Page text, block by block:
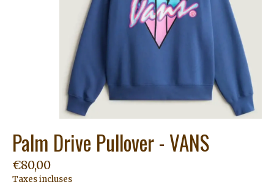
Palm Drive Pullover - VANS
€80,00
Taxes incluses